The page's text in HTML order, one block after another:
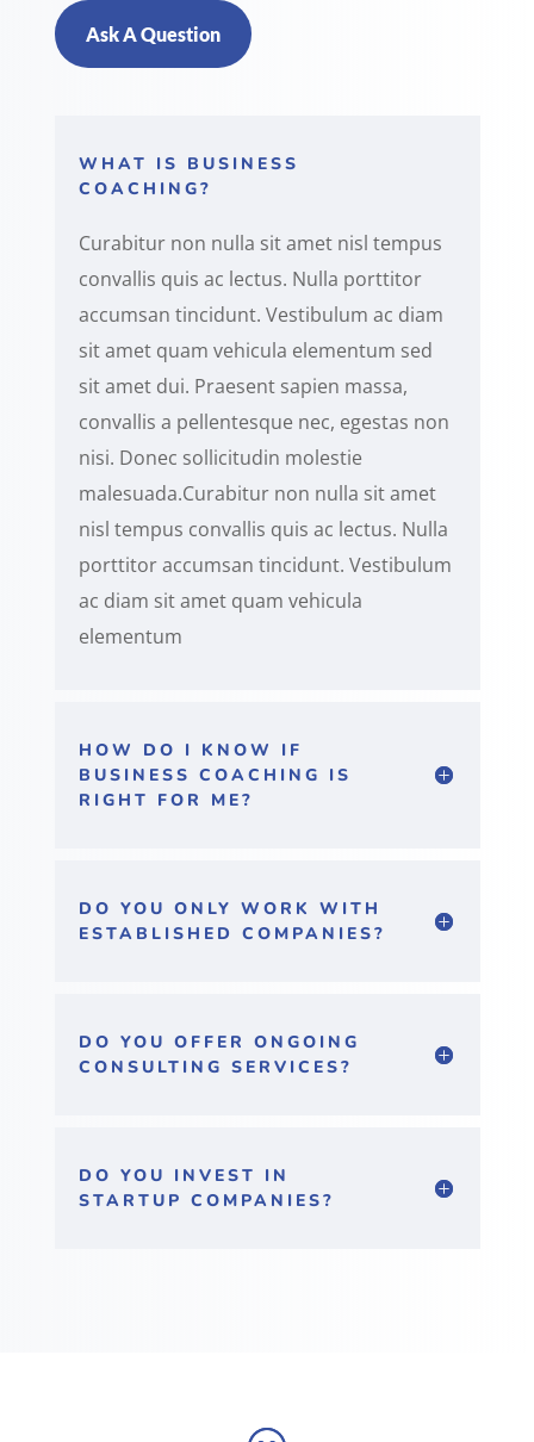
Ask A Question
WHAT IS BUSINESS
COACHING?
Curabitur non nulla sit amet nisl tempus
convallis quis ac lectus. Nulla porttitor
accumsan tincidunt. Vestibulum ac diam
sit amet quam vehicula elementum sed
sit amet dui. Praesent sapien massa,
convallis a pellentesque nec, egestas non
nisi. Donec sollicitudin molestie
malesuada.Curabitur non nulla sit amet
nisl tempus convallis quis ac lectus. Nulla
porttitor accumsan tincidunt. Vestibulum
ac diam sit amet quam vehicula
elementum
HOW DO I KNOW IF
BUSINESS COACHING IS
RIGHT FOR ME?
DO YOU ONLY WORK WITH
ESTABLISHED COMPANIES?
DO YOU OFFER ONGOING
CONSULTING SERVICES?
DO YOU INVEST IN
STARTUP COMPANIES?